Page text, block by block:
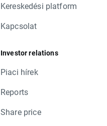
Kereskedési platform
Kapcsolat
Investor relations
Piaci hírek
Reports
Share price